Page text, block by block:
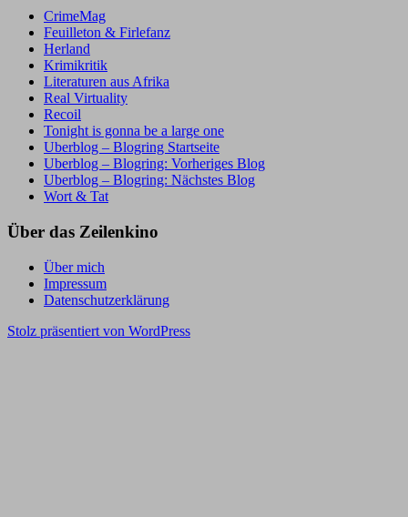
CrimeMag
Feuilleton & Firlefanz
Herland
Krimikritik
Literaturen aus Afrika
Real Virtuality
Recoil
Tonight is gonna be a large one
Uberblog – Blogring Startseite
Uberblog – Blogring: Vorheriges Blog
Uberblog – Blogring: Nächstes Blog
Wort & Tat
Über das Zeilenkino
Über mich
Impressum
Datenschutzerklärung
Stolz präsentiert von WordPress